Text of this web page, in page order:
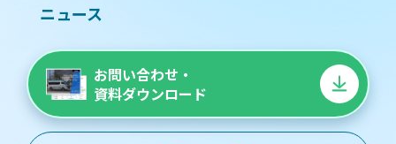
ニュース
お問い合わせ・
資料ダウンロード